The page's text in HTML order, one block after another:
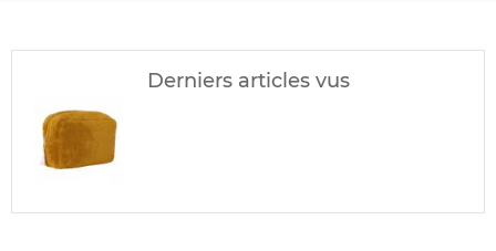
Derniers articles vus